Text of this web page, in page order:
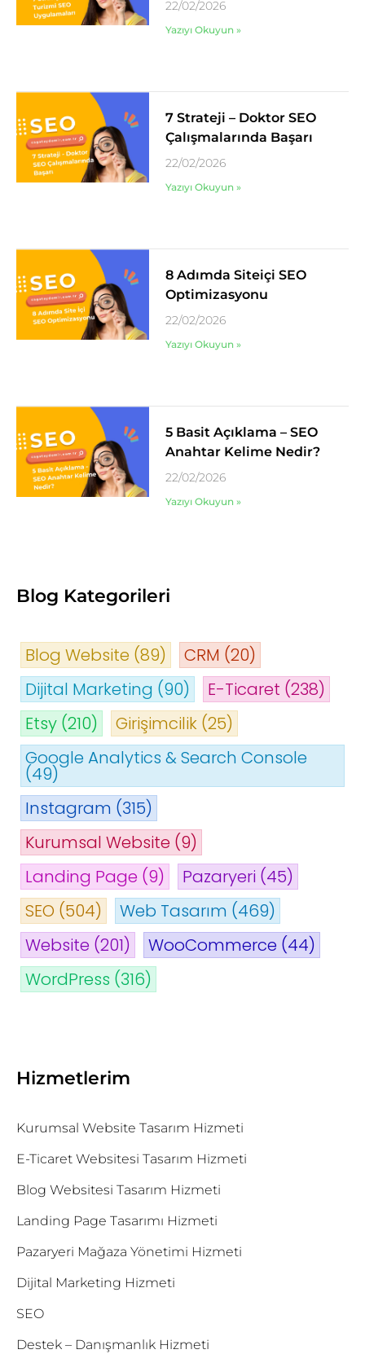
22/02/2026
Yazıyı Okuyun »
7 Strateji – Doktor SEO
Çalışmalarında Başarı
22/02/2026
Yazıyı Okuyun »
8 Adımda Siteiçi SEO
Optimizasyonu
22/02/2026
Yazıyı Okuyun »
5 Basit Açıklama – SEO
Anahtar Kelime Nedir?
22/02/2026
Yazıyı Okuyun »
Blog Kategorileri
Blog Website (89) CRM (20)
Dijital Marketing (90) E-Ticaret (238)
Etsy (210) Girişimcilik (25)
Google Analytics & Search Console
(49)
Instagram (315)
Kurumsal Website (9)
Landing Page (9) Pazaryeri (45)
SEO (504) Web Tasarım (469)
Website (201) WooCommerce (44)
WordPress (316)
Hizmetlerim
Kurumsal Website Tasarım Hizmeti
E-Ticaret Websitesi Tasarım Hizmeti
Blog Websitesi Tasarım Hizmeti
Landing Page Tasarımı Hizmeti
Pazaryeri Mağaza Yönetimi Hizmeti
Dijital Marketing Hizmeti
SEO
Destek – Danışmanlık Hizmeti